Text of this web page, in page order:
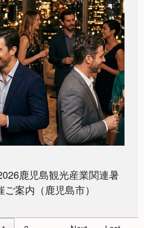
鹿児島観光産業関連暑
案内（鹿児島市）